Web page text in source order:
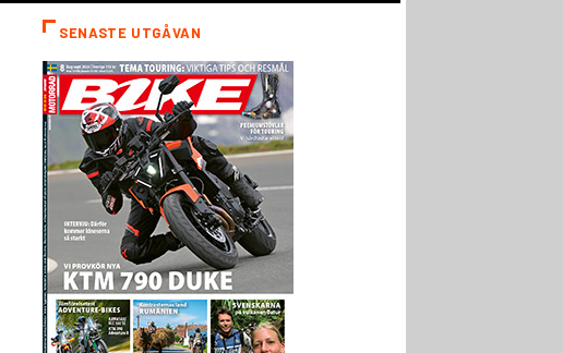
SENASTE UTGÅVAN